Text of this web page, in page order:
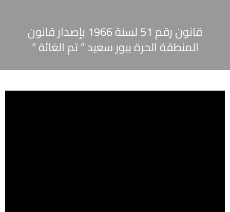
قانون رقم 51 لسنة 1966 بإصدار قانون
المنطقة الحرة ببور سعيد ” تم الغائة “